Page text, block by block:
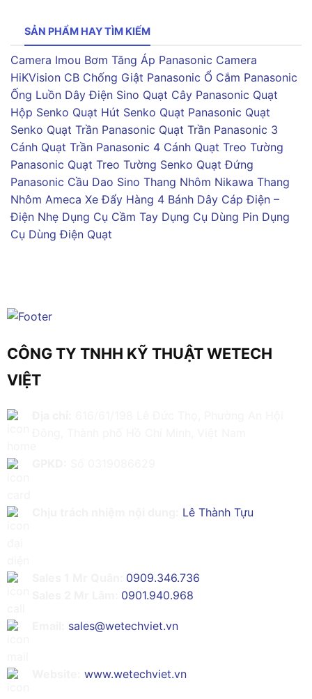
SẢN PHẨM HAY TÌM KIẾM
Camera Imou Bơm Tăng Áp Panasonic Camera
HiKVision CB Chống Giật Panasonic Ổ Cắm Panasonic
Ống Luồn Dây Điện Sino Quạt Cây Panasonic Quạt
Hộp Senko Quạt Hút Senko Quạt Panasonic Quạt
Senko Quạt Trần Panasonic Quạt Trần Panasonic 3
Cánh Quạt Trần Panasonic 4 Cánh Quạt Treo Tường
Panasonic Quạt Treo Tường Senko Quạt Đứng
Panasonic Cầu Dao Sino Thang Nhôm Nikawa Thang
Nhôm Ameca Xe Đẩy Hàng 4 Bánh Dây Cáp Điện –
Điện Nhẹ Dụng Cụ Cầm Tay Dụng Cụ Dùng Pin Dụng
Cụ Dùng Điện Quạt
CÔNG TY TNHH KỸ THUẬT WETECH
VIỆT
Lê Thành Tựu
0909.346.736
0901.940.968
sales@wetechviet.vn
www.wetechviet.vn